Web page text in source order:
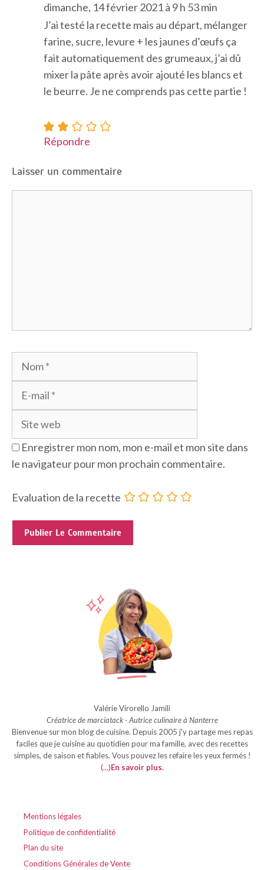
dimanche, 14 février 2021 à 9 h 53 min
J’ai testé la recette mais au départ, mélanger
farine, sucre, levure + les jaunes d’œufs ça
fait automatiquement des grumeaux, j’ai dû
mixer la pâte après avoir ajouté les blancs et
le beurre. Je ne comprends pas cette partie !
Répondre
Laisser un commentaire
Nom
Enregistrer mon nom, mon e-mail et mon site dans
le navigateur pour mon prochain commentaire.
Evaluation de la recette
Valérie Virorello Jamili
Créatrice de marciatack - Autrice culinaire à Nanterre
Bienvenue sur mon blog de cuisine. Depuis 2005 j'y partage mes repas
faciles que je cuisine au quotidien pour ma famille, avec des recettes
simples, de saison et fiables. Vous pouvez les refaire les yeux fermés !
(...)En savoir plus.
Mentions légales
Politique de confidentialité
Plan du site
Conditions Générales de Vente